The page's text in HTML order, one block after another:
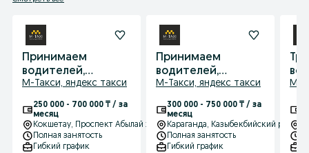
Принимаем
водителей,
курьеров в Яндекс
такси на личном
авто
М-Такси, яндекс такси
250 000 - 700 000 ₸ / за
месяц
Кокшетау, Проспект Абылай хана
Полная занятость
Гибкий график
Принимаем
водителей,
курьеров в Яндекс
такси на личном
авто
М-Такси, яндекс такси
300 000 - 750 000 ₸ / за
месяц
Караганда, Казыбекбийский район
Полная занятость
Гибкий график
в
М-